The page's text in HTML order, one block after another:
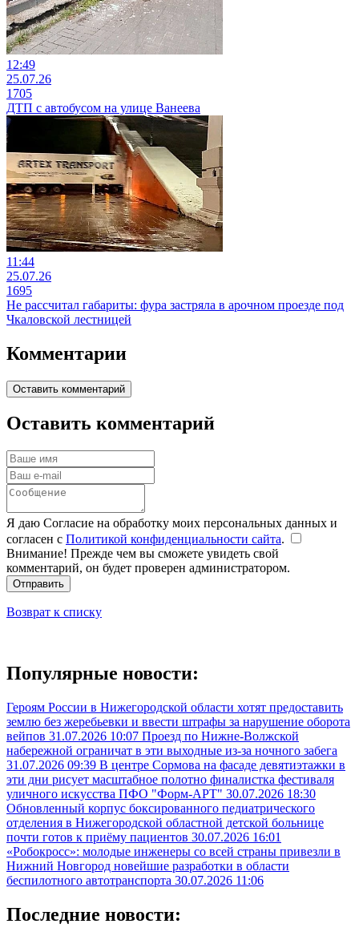
12:49
25.07.26
1705
ДТП с автобусом на улице Ванеева
11:44
25.07.26
1695
Не рассчитал габариты: фура застряла в арочном проезде под
Чкаловской лестницей
Комментарии
Оставить комментарий
Оставить комментарий
Я даю Согласие на обработку моих персональных данных и
согласен с Политикой конфиденциальности сайта.
Внимание! Прежде чем вы сможете увидеть свой
комментарий, он будет проверен администратором.
Отправить
Возврат к списку
Популярные новости:
Героям России в Нижегородской области хотят предоставить
землю без жеребьевки и ввести штрафы за нарушение оборота
вейпов 31.07.2026 10:07 Проезд по Нижне-Волжской
набережной ограничат в эти выходные из-за ночного забега
31.07.2026 09:39 В центре Сормова на фасаде девятиэтажки в
эти дни рисует масштабное полотно финалистка фестиваля
уличного искусства ПФО "Форм-АРТ" 30.07.2026 18:30
Обновленный корпус боксированного педиатрического
отделения в Нижегородской областной детской больнице
почти готов к приёму пациентов 30.07.2026 16:01
«Робокросс»: молодые инженеры со всей страны привезли в
Нижний Новгород новейшие разработки в области
беспилотного автотранспорта 30.07.2026 11:06
Последние новости: